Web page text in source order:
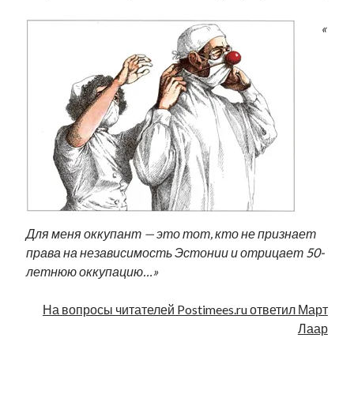
Образование
Парламент и правительство
Фотографии
Экономика
Эстония и Россия
Метки
radio narva
ансиппиада видео
«
Для меня оккупант — это тот, кто не признает
права на независимость Эстонии и отрицает 50-
летнюю оккупацию…»
На вопросы читателей Postimees.ru ответил Март
Лаар